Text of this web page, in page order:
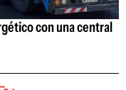
con una central